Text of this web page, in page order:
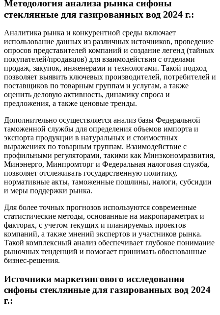
Методология анализа рынка сифоны
стеклянные для газированных вод 2024 г.:
Аналитика рынка и конкурентной среды включает
использование данных из различных источников, проведение
опросов представителей компаний и создание легенд (тайных
покупателей/продавцов) для взаимодействия с отделами
продаж, закупок, инженерами и технологами. Такой подход
позволяет выявить ключевых производителей, потребителей и
поставщиков по товарным группам и услугам, а также
оценить деловую активность, динамику спроса и
предложения, а также ценовые тренды.
Дополнительно осуществляется анализ базы Федеральной
таможенной службы для определения объемов импорта и
экспорта продукции в натуральных и стоимостных
выражениях по товарным группам. Взаимодействие с
профильными регуляторами, такими как Минэкономразвития,
Минэнерго, Минпромторг и Федеральная налоговая служба,
позволяет отслеживать государственную политику,
нормативные акты, таможенные пошлины, налоги, субсидии
и меры поддержки рынка.
Для более точных прогнозов используются современные
статистические методы, основанные на макропараметрах и
факторах, с учетом текущих и планируемых проектов
компаний, а также мнений экспертов и участников рынка.
Такой комплексный анализ обеспечивает глубокое понимание
рыночных тенденций и помогает принимать обоснованные
бизнес-решения.
Источники маркетингового исследования
сифоны стеклянные для газированных вод 2024
г.: